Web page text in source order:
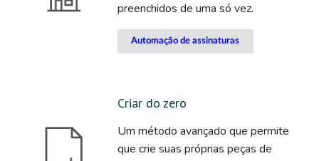
preenchidos de uma só vez.
Automação de assinaturas
Criar do zero
Um método avançado que permite
que crie suas próprias peças de